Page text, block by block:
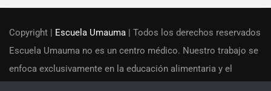
Copyright | Escuela Umauma | Todos los derechos reservados
Escuela Umauma no es un centro médico. Nuestro trabajo se
enfoca exclusivamente en la educación alimentaria y el